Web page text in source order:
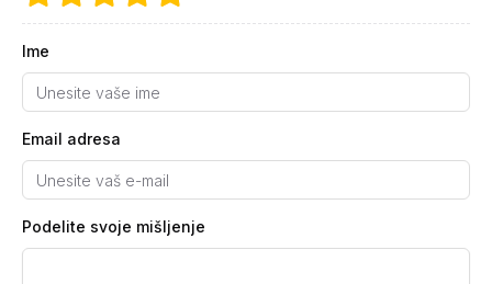
Ime
Email adresa
Podelite svoje mišljenje